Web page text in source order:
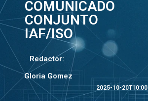
COMUNICADO
CONJUNTO
IAF/ISO
Redactor:
Gloria Gomez
2025-10-20T10:00